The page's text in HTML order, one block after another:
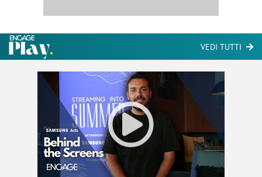
VEDI TUTTI